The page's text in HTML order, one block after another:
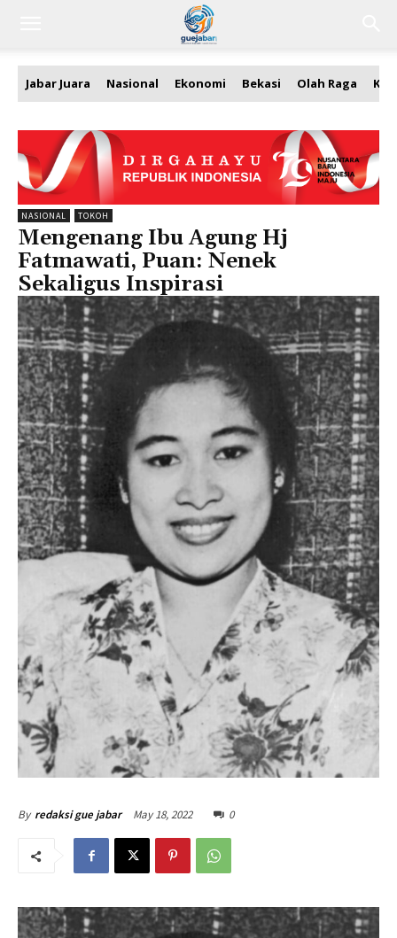
Jabar Juara Nasional Ekonomi Bekasi Olah Raga
NASIONAL TOKOH
Mengenang Ibu Agung Hj
Fatmawati, Puan: Nenek
Sekaligus Inspirasi
By redaksi gue jabar May 18, 2022 0